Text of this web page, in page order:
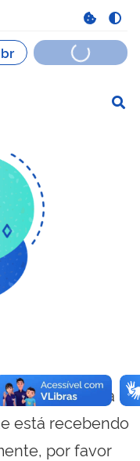
visualizar essa
está recebendo
por favor